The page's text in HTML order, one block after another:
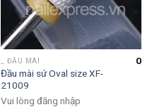
_ ĐẦU MÀI
Đầu mài sứ Oval size XF-
21009
0
Vui lòng đăng nhập